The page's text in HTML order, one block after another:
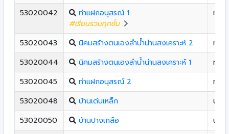
53020042
ท่าแฝกอนุสรณ์ 1
#เรียนรวมทุกชั้น.
ท่าป
53020043 นิคมสร้างตนเองลําน้ำน่านสงเคราะห์ 2
ท่าป
53020044
นิคมสร้างตนเองลำน้ำน่านสงเคราะห์ 1
ท่าป
53020045
ท่าแฝกอนุสรณ์ 2
ท่าป
53020048
บ้านเด่นเหล็ก
น้ำป
53020050
บ้านปางเกลือ
น้ำป